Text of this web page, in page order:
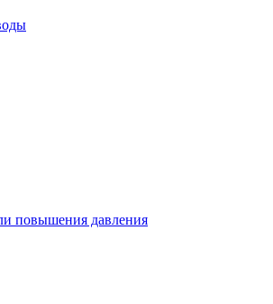
повышения давления